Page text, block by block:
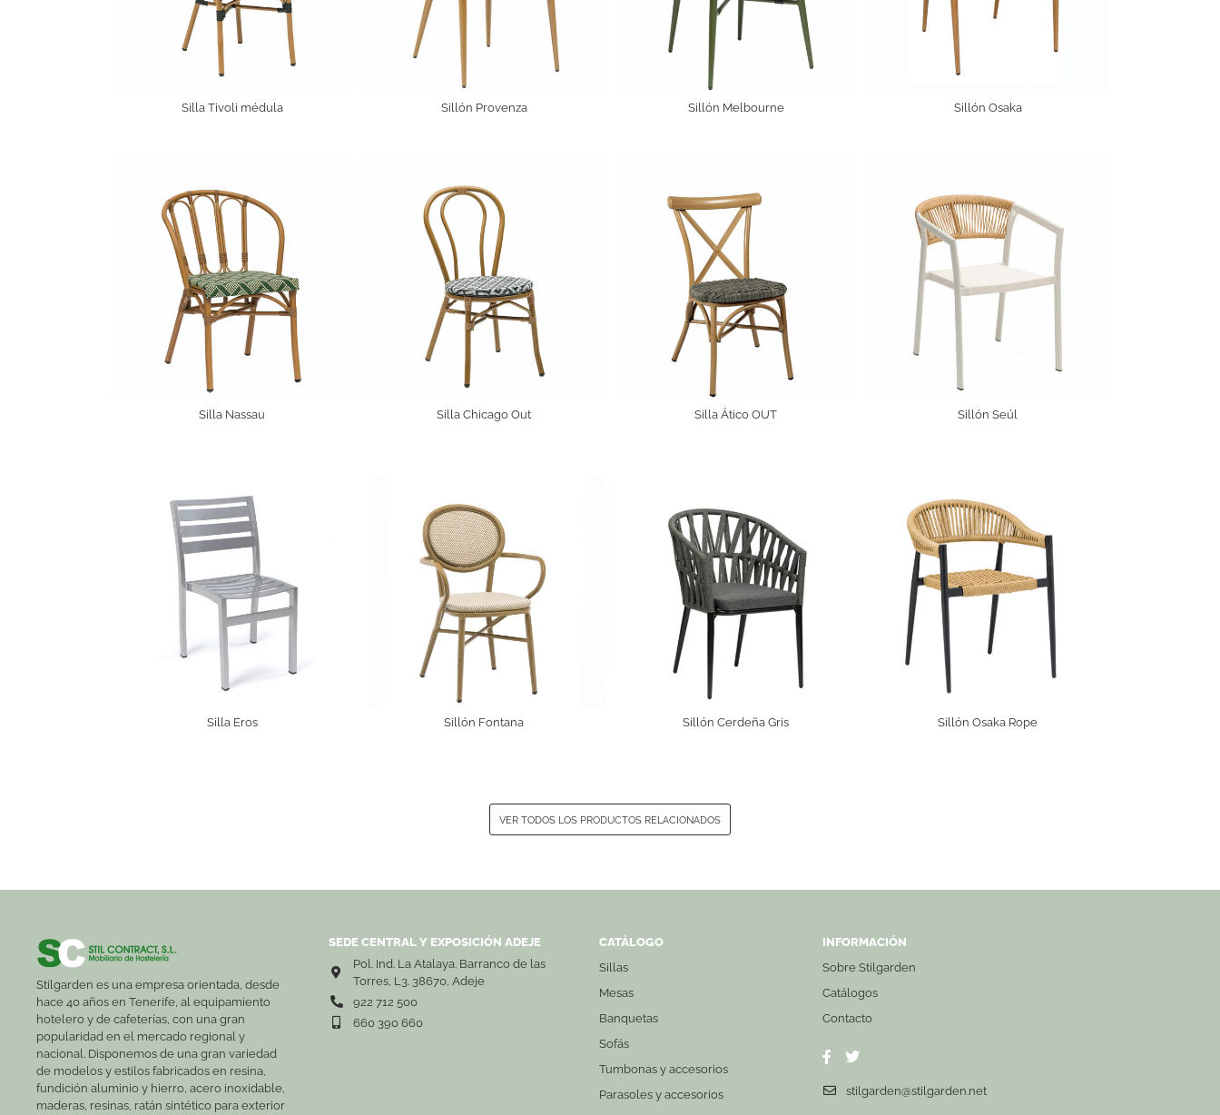
Silla Tivoli médula Sillón Provenza Sillón Melbourne Sillón Osaka
Silla Nassau Silla Chicago Out Silla Ático OUT Sillón Seúl
Silla Eros Sillón Fontana Sillón Cerdeña Gris Sillón Osaka Rope
VER TODOS LOS PRODUCTOS RELACIONADOS
Stilgarden es una empresa orientada, desde
hace 40 años en Tenerife, al equipamiento
hotelero y de cafeterías, con una gran
popularidad en el mercado regional y
nacional. Disponemos de una gran variedad
de modelos y estilos fabricados en resina,
fundición aluminio y hierro, acero inoxidable,
maderas, resinas, ratán sintético para exterior
SEDE CENTRAL Y EXPOSICIÓN ADEJE
Pol. Ind. La Atalaya. Barranco de las
Torres, L3. 38670, Adeje
922 712 500
660 390 660
CATÁLOGO
Sillas
Mesas
Banquetas
Sofás
Tumbonas y accesorios
Parasoles y accesorios
INFORMACIÓN
Sobre Stilgarden
Catálogos
Contacto
stilgarden@stilgarden.net